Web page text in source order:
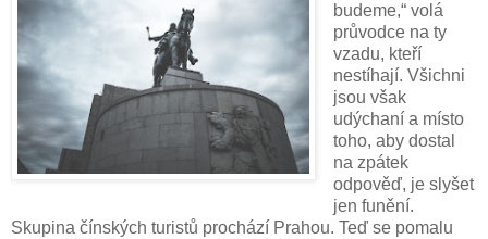
budeme,“ volá
průvodce na ty
vzadu, kteří
nestíhají. Všichni
jsou však
udýchaní a místo
toho, aby dostal
na zpátek
odpověď, je slyšet
jen funění.
Skupina čínských turistů prochází Prahou. Teď se pomalu